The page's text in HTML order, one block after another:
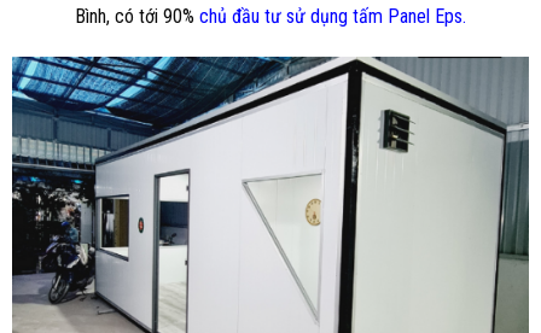
Bình, có tới 90% chủ đầu tư sử dụng tấm Panel Eps.